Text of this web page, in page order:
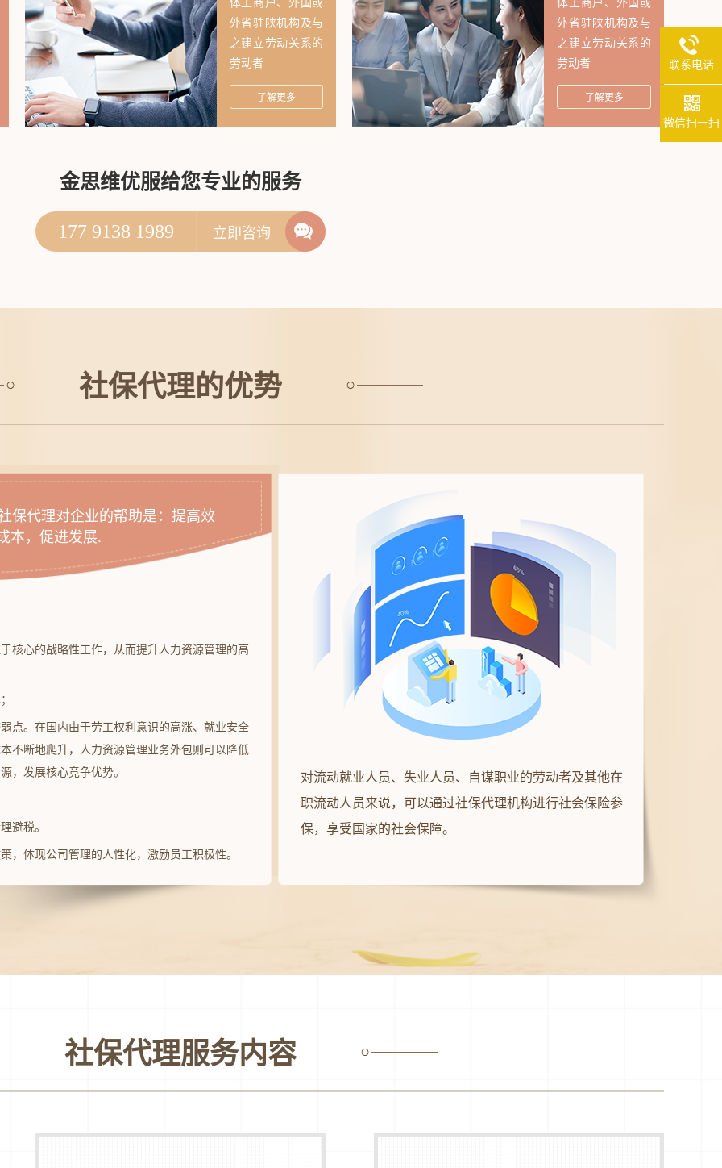
外省驻陕机构及与
之建立劳动关系的
劳动者
了解更多
外省驻陕机构及与
之建立劳动关系的
劳动者
了解更多
金思维优服给您专业的服务
立即咨询
177 9138 1989
社保代理的优势
保代理对企业的帮助是：提高效
本，促进发展.
核心的战略性工作，从而提升人力资源管理的高
点。在国内由于劳工权利意识的高涨、就业安全
不断地爬升，人力资源管理业务外包则可以降低
，发展核心竞争优势。
避税。
，体现公司管理的人性化，激励员工积极性。
对流动就业人员、失业人员、自谋职业的劳动者及其他在
职流动人员来说，可以通过社保代理机构进行社会保险参
保，享受国家的社会保障。
社保代理服务内容
联系电话
微信扫一扫